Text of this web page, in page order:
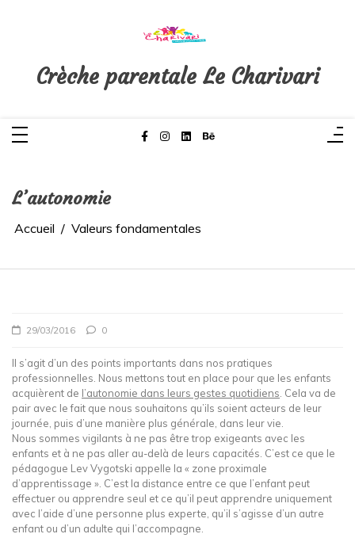
Crèche parentale Le Charivari
L’autonomie
Accueil Valeurs fondamentales
29/03/2016 0
Il s’agit d’un des points importants dans nos pratiques
professionnelles. Nous mettons tout en place pour que les enfants
acquièrent de l’autonomie dans leurs gestes quotidiens . Cela va de
pair avec le fait que nous souhaitons qu’ils soient acteurs de leur
journée, puis d’une manière plus générale, dans leur vie.
Nous sommes vigilants à ne pas être trop exigeants avec les
enfants et à ne pas aller au-delà de leurs capacités. C’est ce que le
pédagogue Lev Vygotski appelle la « zone proximale
d’apprentissage ». C’est la distance entre ce que l’enfant peut
effectuer ou apprendre seul et ce qu’il peut apprendre uniquement
avec l’aide d’une personne plus experte, qu’il s’agisse d’un autre
enfant ou d’un adulte qui l’accompagne.